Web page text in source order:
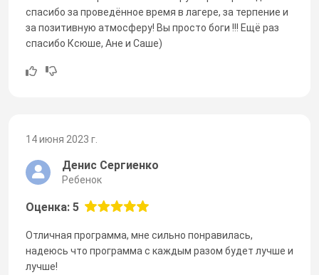
спасибо за проведённое время в лагере, за терпение и
за позитивную атмосферу! Вы просто боги !!! Ещё раз
спасибо Ксюше, Ане и Саше)
14 июня 2023 г.
Денис Сергиенко
Ребенок
Оценка: 5
Отличная программа, мне сильно понравилась,
надеюсь что программа с каждым разом будет лучше и
лучше!